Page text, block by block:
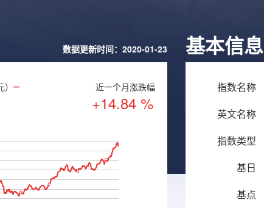
数据更新时间：2020-01-23
近一个月涨跌幅
+14.84 %
基本信息
指数名称
英文名称
指数类型
基日
基点